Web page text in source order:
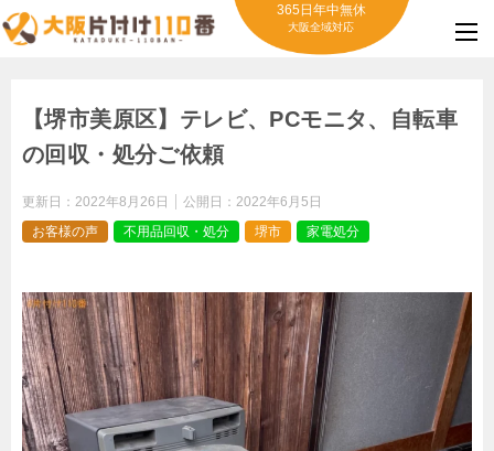
365日年中無休
大阪全域対応
【堺市美原区】テレビ、PCモニタ、自転車
の回収・処分ご依頼
更新日： 2022年8月26日 公開日： 2022年6月5日
お客様の声
不用品回収・処分 堺市 家電処分